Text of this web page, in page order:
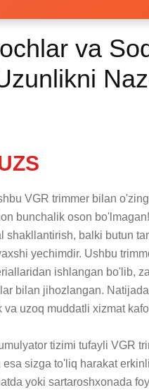
va
VGR trimmer bilan
bunchalik oson
shakllantirish, balki butun
yechimdir. Ushbu
ishlangan bo'lib,
bilan jihozlangan.
uzoq muddatli xizmat
tizimi tufayli VGR
sizga to'liq harakat
yoki sartaroshxonada